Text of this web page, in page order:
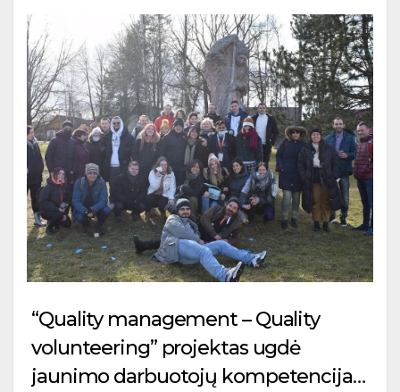
“Quality management – Quality
volunteering” projektas ugdė
jaunimo darbuotojų kompetencijas